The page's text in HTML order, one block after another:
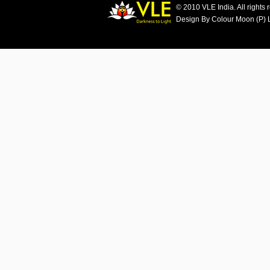
© 2010 VLE India. All rights
Design By Colour Moon (P)